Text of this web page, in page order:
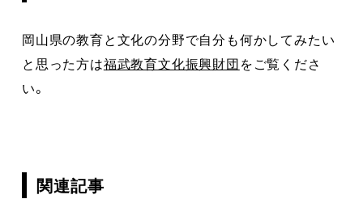
岡山県の教育と文化の分野で自分も何かしてみたい
と思った方は福武教育文化振興財団をご覧くださ
い。
関連記事